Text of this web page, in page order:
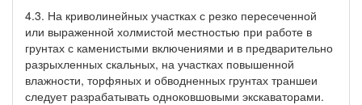
4.3. На криволинейных участках с резко пересеченной
или выраженной холмистой местностью при работе в
грунтах с каменистыми включениями и в предварительно
разрыхленных скальных, на участках повышенной
влажности, торфяных и обводненных грунтах траншеи
следует разрабатывать одноковшовыми экскаваторами.